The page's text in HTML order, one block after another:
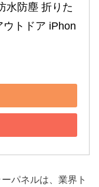
水防塵 折りた
トドア iPhon
パネルは、業界ト